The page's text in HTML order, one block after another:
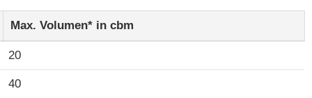
Max. Volumen* in cbm
20
40